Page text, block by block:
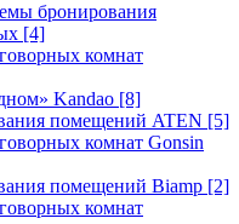
бронирования
[4]
комнат
Kandao [8]
помещений ATEN [5]
комнат Gonsin
помещений Biamp [2]
комнат